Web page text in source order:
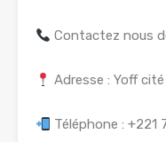
Contactez nous
Adresse : Yoff
Téléphone :